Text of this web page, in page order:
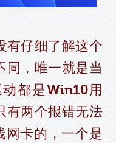
仔细了解这个
同，唯一就是当
都是Win10用
有两个报错无法
网卡的，一个是